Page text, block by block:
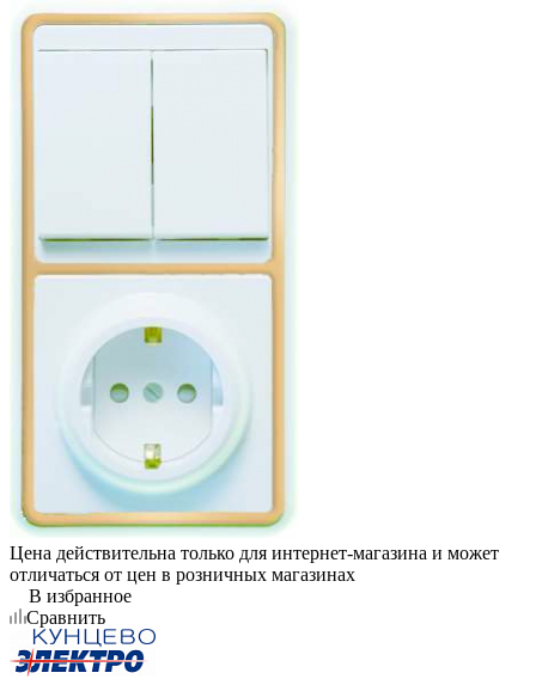
Цена действительна только для интернет-магазина и может
отличаться от цен в розничных магазинах
В избранное
Сравнить